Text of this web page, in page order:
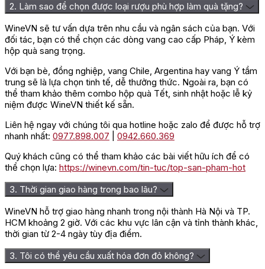
2. Làm sao để chọn được loại rượu phù hợp làm quà tặng?
WineVN sẽ tư vấn dựa trên nhu cầu và ngân sách của bạn. Với
đối tác, bạn có thể chọn các dòng vang cao cấp Pháp, Ý kèm
hộp quà sang trọng.
Với bạn bè, đồng nghiệp, vang Chile, Argentina hay vang Ý tầm
trung sẽ là lựa chọn tinh tế, dễ thưởng thức. Ngoài ra, bạn có
thể tham khảo thêm combo hộp quà Tết, sinh nhật hoặc lễ kỷ
niệm được WineVN thiết kế sẵn.
Liên hệ ngay với chúng tôi qua hotline hoặc zalo để được hỗ trợ
nhanh nhất: 0977.898.007
0942.660.369
Quý khách cũng có thể tham khảo các bài viết hữu ích để có
thể chọn lựa: https://winevn.com/tin-tuc/top-san-pham-hot
3. Thời gian giao hàng trong bao lâu?
WineVN hỗ trợ giao hàng nhanh trong nội thành Hà Nội và TP.
HCM khoảng 2 giờ. Với các khu vực lân cận và tỉnh thành khác,
thời gian từ 2-4 ngày tùy địa điểm.
3. Tôi có thể yêu cầu xuất hóa đơn đỏ không?